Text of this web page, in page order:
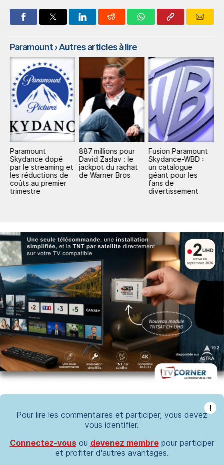
Paramount› Autres articles à lire
Paramount
Skydance dopé
par le streaming et
les réductions de
coûts au premier
trimestre
887 millions pour
David Zaslav : le
jackpot du rachat
de Warner Bros
Fusion Paramount
Skydance-WBD :
un catalogue
géant pour les
fans de
divertissement
!
Pour lire les commentaires et participer, vous devez
vous identifier.
Connectez-vousou devenez membrepour participer
et profiter d'autres avantages.